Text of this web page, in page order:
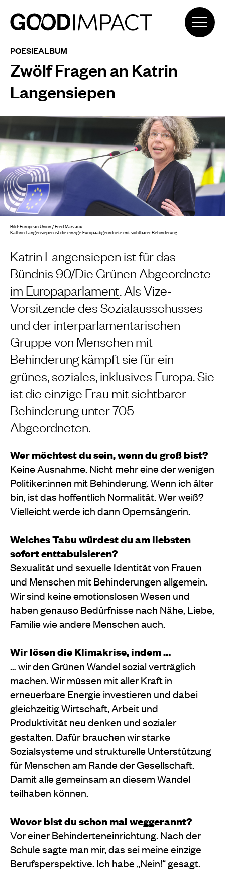
POESIEALBUM
Zwölf Fragen an Katrin
Langensiepen
Katrin Langensiepen ist für das
Bündnis 90/Die Grünen Abgeordnete
im Europaparlament . Als Vize-
Vorsitzende des Sozialausschusses
und der interparlamentarischen
Gruppe von Menschen mit
Behinderung kämpft sie für ein
grünes, soziales, inklusives Europa. Sie
ist die einzige Frau mit sichtbarer
Behinderung unter 705
Abgeordneten.
Wer möchtest du sein, wenn du groß bist?
Keine Ausnahme. Nicht mehr eine der wenigen
Politiker:innen mit Behinderung. Wenn ich älter
bin, ist das hoffentlich Normalität. Wer weiß?
Vielleicht werde ich dann Opernsängerin.
Welches Tabu würdestdu am liebsten
sofort enttabuisieren?
Sexualität und sexuelle Identität von Frauen
und Menschen mit Behinderungen allgemein.
Wir sind keine emotionslosen Wesen und
haben genauso Bedürfnisse nach Nähe, Liebe,
Familie wie andere Menschen auch.
Wir lösen die Klimakrise, indem …
… wir den Grünen Wandel sozial verträglich
machen. Wir müssen mit aller Kraft in
erneuerbare Energie investieren und dabei
gleichzeitig Wirtschaft, Arbeit und
Produktivität neu denken und sozialer
gestalten. Dafür brauchen wir starke
Sozialsysteme und strukturelle Unterstützung
für Menschen am Rande der Gesellschaft.
Damit alle gemeinsam an diesem Wandel
teilhaben können.
Wovor bist du schon mal weggerannt?
Vor einer Behinderteneinrichtung. Nach der
Schule sagte man mir, das sei meine einzige
Berufsperspektive. Ich habe „Nein!“ gesagt.
Bild: European Union / Fred Marvaux
Kathrin Langensiepen ist die einzige Europaabgeordnete mit sichtbarer Behinderung.